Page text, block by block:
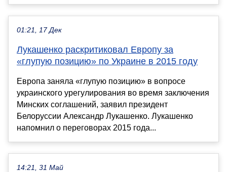
01:21, 17 Дек
Лукашенко раскритиковал Европу за
«глупую позицию» по Украине в 2015 году
Европа заняла «глупую позицию» в вопросе
украинского урегулирования во время заключения
Минских соглашений, заявил президент
Белоруссии Александр Лукашенко. Лукашенко
напомнил о переговорах 2015 года...
14:21, 31 Май